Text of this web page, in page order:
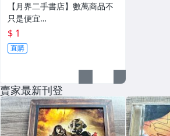
【月界二手書店】數萬商品不
只是便宜…
$ 1
直購
賣家最新刊登